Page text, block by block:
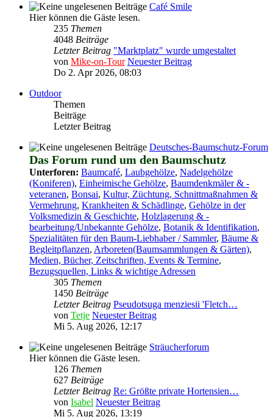
Café Smile
Hier können die Gäste lesen.
235 Themen
4048 Beiträge
Letzter Beitrag "Marktplatz" wurde umgestaltet
von Mike-on-Tour Neuester Beitrag
Do 2. Apr 2026, 08:03
Outdoor
Themen
Beiträge
Letzter Beitrag
Deutsches-Baumschutz-Forum
Das Forum rund um den Baumschutz
Unterforen: Baumcafé, Laubgehölze, Nadelgehölze
(Koniferen), Einheimische Gehölze, Baumdenkmäler & -
veteranen, Bonsai, Kultur, Züchtung, Schnittmaßnahmen &
Vermehrung, Krankheiten & Schädlinge, Gehölze in der
Volksmedizin & Geschichte, Holzlagerung & -
bearbeitung/Unbekannte Gehölze, Botanik & Identifikation,
Spezialitäten für den Baum-Liebhaber / Sammler, Bäume &
Begleitpflanzen, Arboreten(Baumsammlungen & Gärten),
Medien, Bücher, Zeitschriften, Events & Termine,
Bezugsquellen, Links & wichtige Adressen
305 Themen
1450 Beiträge
Letzter Beitrag Pseudotsuga menziesii 'Fletch…
von Tetje Neuester Beitrag
Mi 5. Aug 2026, 12:17
Sträucherforum
Hier können die Gäste lesen.
126 Themen
627 Beiträge
Letzter Beitrag Re: Größte private Hortensien…
von Isabel Neuester Beitrag
Mi 5. Aug 2026, 13:19